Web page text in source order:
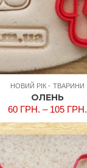
НОВИЙ РІК ТВАРИНИ
ОЛЕНЬ
60 ГРН. – 105 ГРН.